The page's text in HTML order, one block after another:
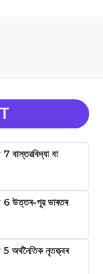
বা
পূৱ ভাৰতৰ
নৃতত্ত্বৰ